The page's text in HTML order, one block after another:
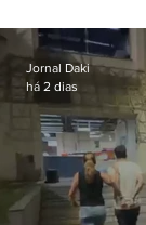
Botafogo
Jornal Daki
há 2 dias